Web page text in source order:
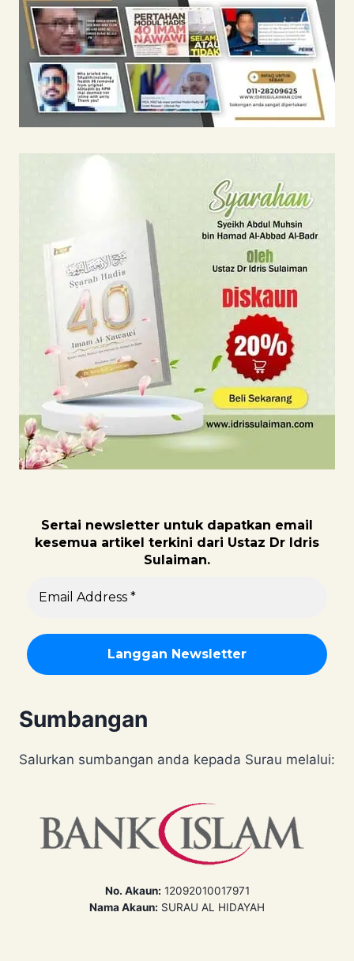
Sertai newsletter untuk dapatkan email
kesemua artikel terkini dari Ustaz Dr Idris
Sulaiman.
Sumbangan
Salurkan sumbangan anda kepada Surau melalui:
No. Akaun: 12092010017971
Nama Akaun: SURAU AL HIDAYAH